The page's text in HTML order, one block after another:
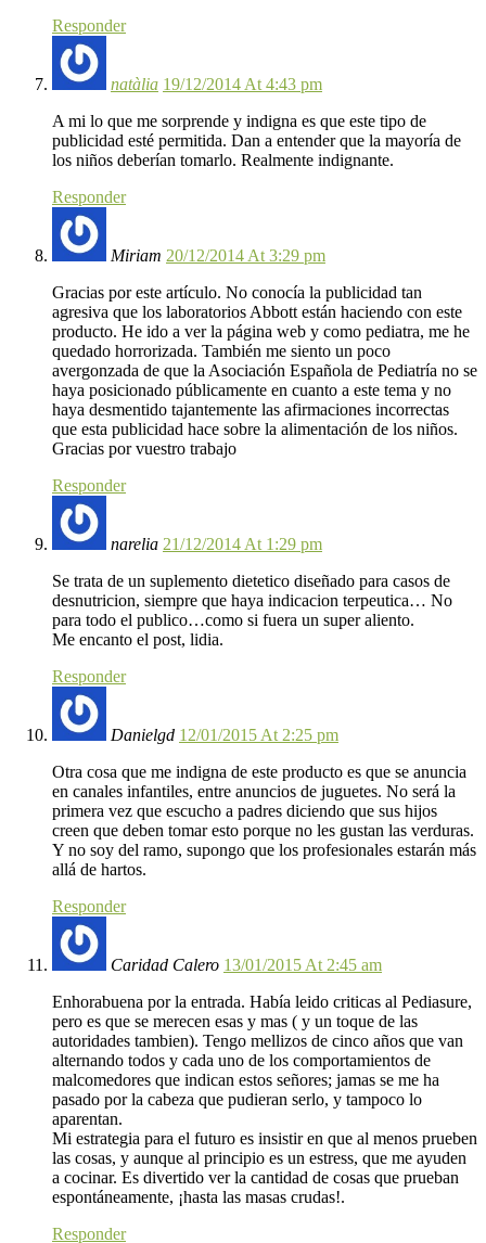
Responder
natàlia 19/12/2014 At 4:43 pm
A mi lo que me sorprende y indigna es que este tipo de
publicidad esté permitida. Dan a entender que la mayoría de
los niños deberían tomarlo. Realmente indignante.
Responder
Miriam 20/12/2014 At 3:29 pm
Gracias por este artículo. No conocía la publicidad tan
agresiva que los laboratorios Abbott están haciendo con este
producto. He ido a ver la página web y como pediatra, me he
quedado horrorizada. También me siento un poco
avergonzada de que la Asociación Española de Pediatría no se
haya posicionado públicamente en cuanto a este tema y no
haya desmentido tajantemente las afirmaciones incorrectas
que esta publicidad hace sobre la alimentación de los niños.
Gracias por vuestro trabajo
Responder
narelia 21/12/2014 At 1:29 pm
Se trata de un suplemento dietetico diseñado para casos de
desnutricion, siempre que haya indicacion terpeutica… No
para todo el publico…como si fuera un super aliento.
Me encanto el post, lidia.
Responder
Danielgd 12/01/2015 At 2:25 pm
Otra cosa que me indigna de este producto es que se anuncia
en canales infantiles, entre anuncios de juguetes. No será la
primera vez que escucho a padres diciendo que sus hijos
creen que deben tomar esto porque no les gustan las verduras.
Y no soy del ramo, supongo que los profesionales estarán más
allá de hartos.
Responder
Caridad Calero 13/01/2015 At 2:45 am
Enhorabuena por la entrada. Había leido criticas al Pediasure,
pero es que se merecen esas y mas ( y un toque de las
autoridades tambien). Tengo mellizos de cinco años que van
alternando todos y cada uno de los comportamientos de
malcomedores que indican estos señores; jamas se me ha
pasado por la cabeza que pudieran serlo, y tampoco lo
aparentan.
Mi estrategia para el futuro es insistir en que al menos prueben
las cosas, y aunque al principio es un estress, que me ayuden
a cocinar. Es divertido ver la cantidad de cosas que prueban
espontáneamente, ¡hasta las masas crudas!.
Responder